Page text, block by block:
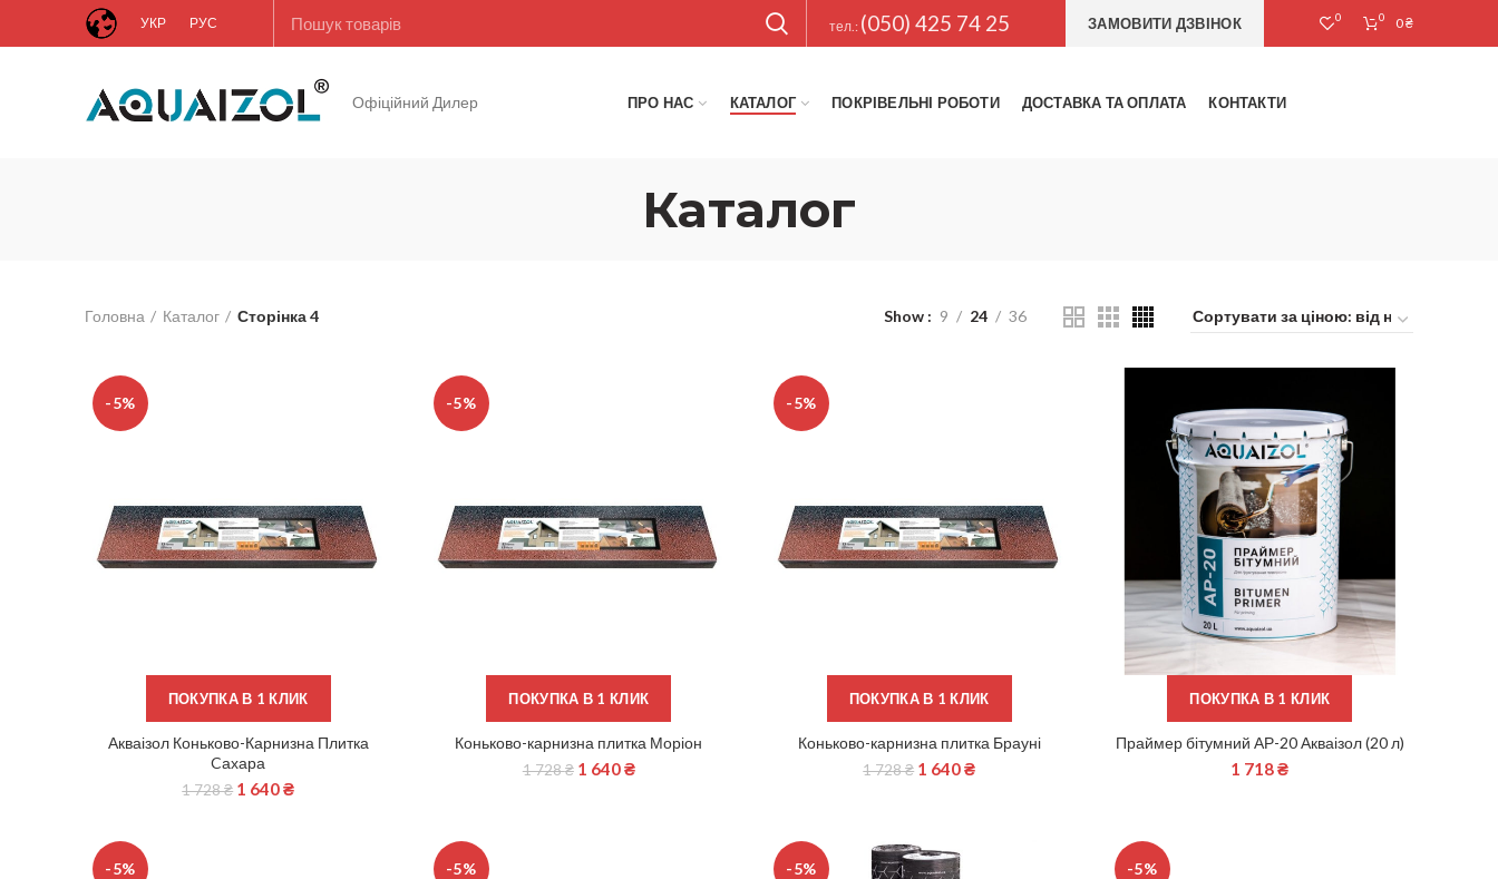
УКР РУС тел.: (050) 425 74 25 ЗАМОВИТИ ДЗВІНОК 0 0 0₴
Офіційний Дилер ПРО НАС КАТАЛОГ ПОКРІВЕЛЬНІ РОБОТИ ДОСТАВКА ТА ОПЛАТА КОНТАКТИ
Каталог
Головна Каталог Сторінка 4 Show 9 24 36
-5%
ПОКУПКА В 1 КЛИК
ДОДАТИ В КОШИК
Акваізол Коньково-Карнизна Плитка
Cахара
1 728₴ 1 640₴
-5%
ПОКУПКА В 1 КЛИК
ДОДАТИ В КОШИК
Коньково-карнизна плитка Моріон
1 728₴ 1 640₴
-5%
ПОКУПКА В 1 КЛИК
ДОДАТИ В КОШИК
Коньково-карнизна плитка Брауні
1 728₴ 1 640₴
ПОКУПКА В 1 КЛИК
ДОДАТИ В КОШИК
Праймер бітумний АР-20 Акваізол (20 л)
1 718₴
-5% -5% -5% -5%